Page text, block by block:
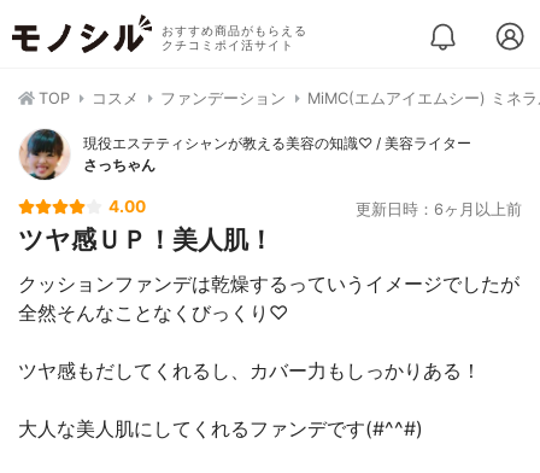
おすすめ商品がもらえる
クチコミポイ活サイト
TOP コスメ ファンデーション MiMC(エムアイエムシー) ミネ
現役エステティシャンが教える美容の知識♡ / 美容ライター
さっちゃん
4.00 更新日時：6ヶ月以上前
ツヤ感ＵＰ！美人肌！
クッションファンデは乾燥するっていうイメージでしたが
全然そんなことなくびっくり♡
ツヤ感もだしてくれるし、カバー力もしっかりある！
大人な美人肌にしてくれるファンデです(#^^#)